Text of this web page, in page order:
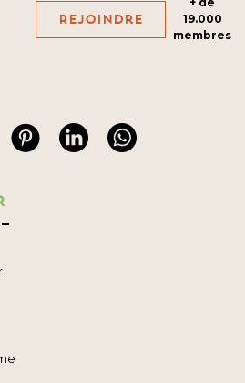
Rejoindre
19.000
membres